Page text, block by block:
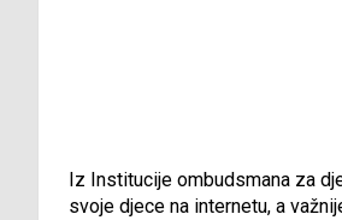
Iz Institucije ombudsmana za
svoje djece na internetu, a